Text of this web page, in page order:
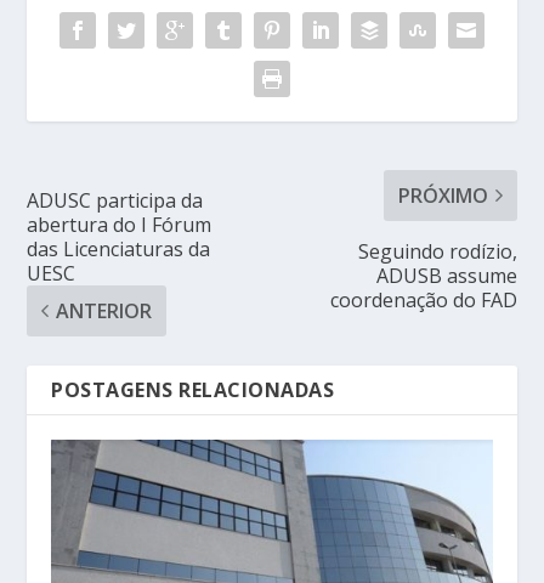
ADUSC participa da
abertura do I Fórum
das Licenciaturas da
UESC
ANTERIOR
PRÓXIMO
Seguindo rodízio,
ADUSB assume
coordenação do FAD
POSTAGENS RELACIONADAS